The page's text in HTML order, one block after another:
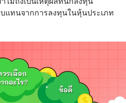
แทนจากการลงทุนในหุ้นประเภท